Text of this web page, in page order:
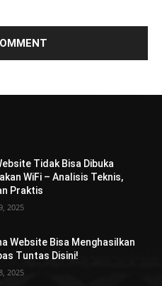
Tidak Bisa Dibuka
WiFi – Analisis Teknis,
Praktis
2025
Website Bisa Menghasilkan
Tuntas Disini!
2025